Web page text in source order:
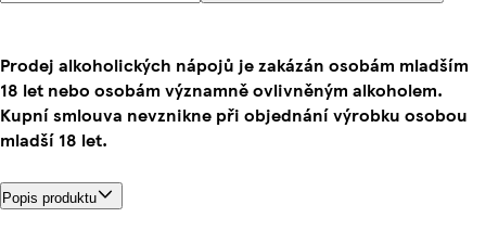
Prodej alkoholických nápojů je zakázán osobám mladším
18 let nebo osobám významně ovlivněným alkoholem.
Kupní smlouva nevznikne při objednání výrobku osobou
mladší 18 let.
Popis produktu